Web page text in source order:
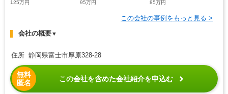
125万円
95万円
85万円
この会社の事例をもっと見る >
会社の概要▼
住所 静岡県富士市厚原328-28
無料
匿名
この会社を含めた会社紹介を申込む